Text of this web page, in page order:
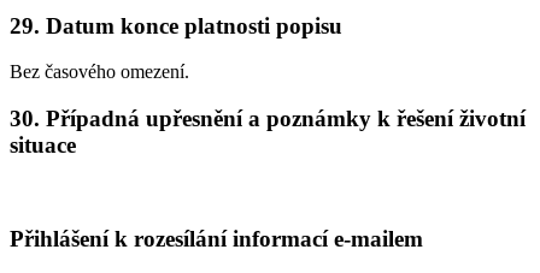
29. Datum konce platnosti popisu
Bez časového omezení.
30. Případná upřesnění a poznámky k řešení životní
situace
Přihlášení k rozesílání informací e-mailem